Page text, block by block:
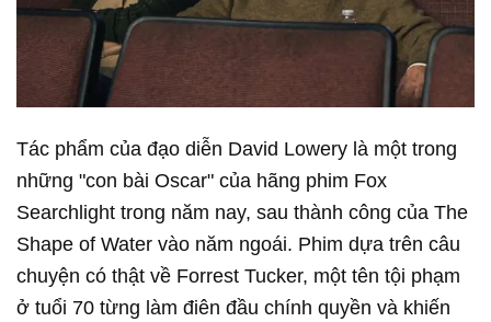
Tác phẩm của đạo diễn David Lowery là một trong
những "con bài Oscar" của hãng phim Fox
Searchlight trong năm nay, sau thành công của The
Shape of Water vào năm ngoái. Phim dựa trên câu
chuyện có thật về Forrest Tucker, một tên tội phạm
ở tuổi 70 từng làm điên đầu chính quyền và khiến